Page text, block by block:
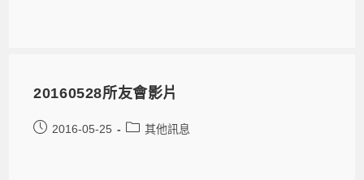
20160528所友會影片
2016-05-25 其他訊息